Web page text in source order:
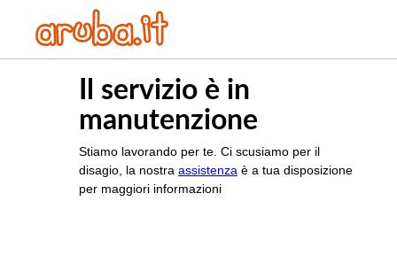
Il servizio è in
manutenzione
Stiamo lavorando per te. Ci scusiamo per il
disagio, la nostra assistenza è a tua disposizione
per maggiori informazioni